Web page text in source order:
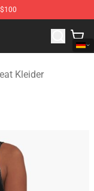
Heat Merchandise
Kleider